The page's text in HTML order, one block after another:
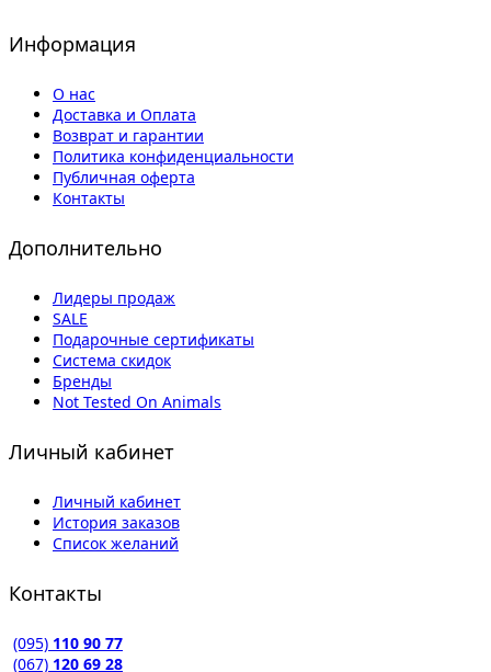
Информация
О нас
Доставка и Оплата
Возврат и гарантии
Политика конфиденциальности
Публичная оферта
Контакты
Дополнительно
Лидеры продаж
SALE
Подарочные сертификаты
Система скидок
Бренды
Not Tested On Animals
Личный кабинет
Личный кабинет
История заказов
Список желаний
Контакты
(095) 110 90 77
(067) 120 69 28